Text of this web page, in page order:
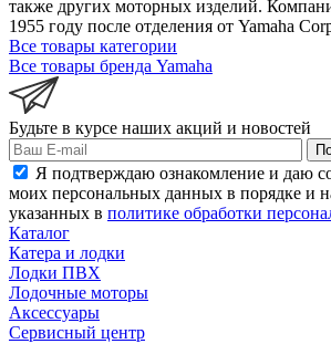
также других моторных изделий.
1955 году после отделения от Yamaha
Все товары категории
Все товары бренда Yamaha
Будьте в курсе наших акций и новостей
Я подтверждаю ознакомление и даю
моих персональных данных в порядке и
указанных в политике обработки
Каталог
Катера и лодки
Лодки ПВХ
Лодочные моторы
Аксессуары
Сервисный центр